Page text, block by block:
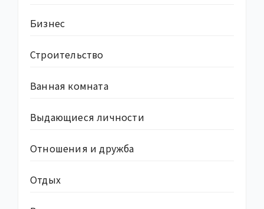
Бизнес
Строительство
Ванная комната
Выдающиеся личности
Отношения и дружба
Отдых